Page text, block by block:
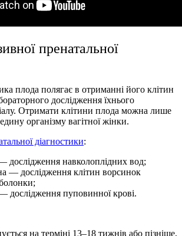
пренатальної
плода полягає в отриманні його клітин
дослідження їхнього
Отримати клітини плода можна лише
організму вагітної жінки.
діагностики:
дослідження навколоплідних вод;
— дослідження клітин ворсинок
дослідження пуповинної крові.
на терміні 13–18 тижнів або пізніше,